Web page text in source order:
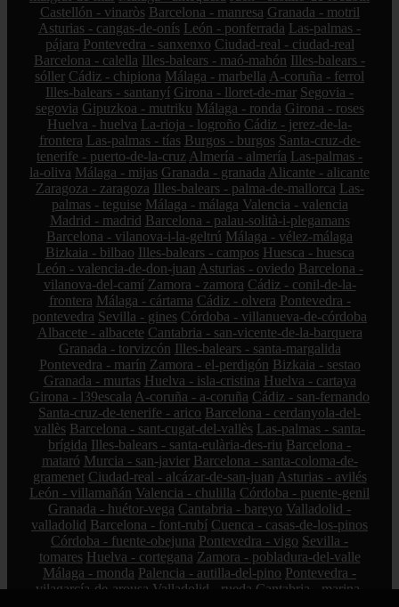
Castellón - vinaròs Barcelona - manresa Granada - motril
Asturias - cangas-de-onís León - ponferrada Las-palmas -
pájara Pontevedra - sanxenxo Ciudad-real - ciudad-real
Barcelona - calella Illes-balears - maó-mahón Illes-balears -
sóller Cádiz - chipiona Málaga - marbella A-coruña - ferrol
Illes-balears - santanyí Girona - lloret-de-mar Segovia -
segovia Gipuzkoa - mutriku Málaga - ronda Girona - roses
Huelva - huelva La-rioja - logroño Cádiz - jerez-de-la-
frontera Las-palmas - tías Burgos - burgos Santa-cruz-de-
tenerife - puerto-de-la-cruz Almería - almería Las-palmas -
la-oliva Málaga - mijas Granada - granada Alicante - alicante
Zaragoza - zaragoza Illes-balears - palma-de-mallorca Las-
palmas - teguise Málaga - málaga Valencia - valencia
Madrid - madrid Barcelona - palau-solità-i-plegamans
Barcelona - vilanova-i-la-geltrú Málaga - vélez-málaga
Bizkaia - bilbao Illes-balears - campos Huesca - huesca
León - valencia-de-don-juan Asturias - oviedo Barcelona -
vilanova-del-camí Zamora - zamora Cádiz - conil-de-la-
frontera Málaga - cártama Cádiz - olvera Pontevedra -
pontevedra Sevilla - gines Córdoba - villanueva-de-córdoba
Albacete - albacete Cantabria - san-vicente-de-la-barquera
Granada - torvizcón Illes-balears - santa-margalida
Pontevedra - marín Zamora - el-perdigón Bizkaia - sestao
Granada - murtas Huelva - isla-cristina Huelva - cartaya
Girona - l39escala A-coruña - a-coruña Cádiz - san-fernando
Santa-cruz-de-tenerife - arico Barcelona - cerdanyola-del-
vallès Barcelona - sant-cugat-del-vallès Las-palmas - santa-
brígida Illes-balears - santa-eulària-des-riu Barcelona -
mataró Murcia - san-javier Barcelona - santa-coloma-de-
gramenet Ciudad-real - alcázar-de-san-juan Asturias - avilés
León - villamañán Valencia - chulilla Córdoba - puente-genil
Granada - huétor-vega Cantabria - bareyo Valladolid -
valladolid Barcelona - font-rubí Cuenca - casas-de-los-pinos
Córdoba - fuente-obejuna Pontevedra - vigo Sevilla -
tomares Huelva - cortegana Zamora - pobladura-del-valle
Málaga - monda Palencia - autilla-del-pino Pontevedra -
vilagarcía-de-arousa Valladolid - rueda Cantabria - marina-